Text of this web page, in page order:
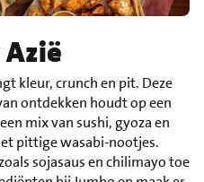
kleur, crunch en pit. Deze
ontdekken houdt op een
mix van sushi, gyoza en
pittige wasabi-nootjes.
sojasaus en chilimayo toe